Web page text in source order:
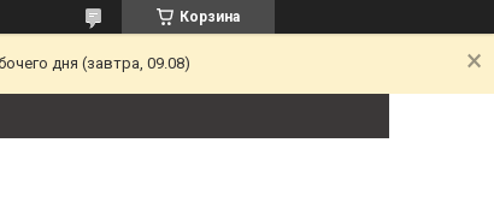
Корзина
дня (завтра, 09.08)